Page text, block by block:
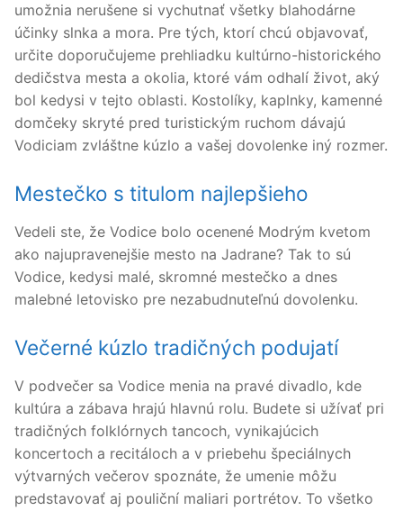
umožnia nerušene si vychutnať všetky blahodárne
účinky slnka a mora. Pre tých, ktorí chcú objavovať,
určite doporučujeme prehliadku kultúrno-historického
dedičstva mesta a okolia, ktoré vám odhalí život, aký
bol kedysi v tejto oblasti. Kostolíky, kaplnky, kamenné
domčeky skryté pred turistickým ruchom dávajú
Vodiciam zvláštne kúzlo a vašej dovolenke iný rozmer.
Mestečko s titulom najlepšieho
Vedeli ste, že Vodice bolo ocenené Modrým kvetom
ako najupravenejšie mesto na Jadrane? Tak to sú
Vodice, kedysi malé, skromné mestečko a dnes
malebné letovisko pre nezabudnuteľnú dovolenku.
Večerné kúzlo tradičných podujatí
V podvečer sa Vodice menia na pravé divadlo, kde
kultúra a zábava hrajú hlavnú rolu. Budete si užívať pri
tradičných folklórnych tancoch, vynikajúcich
koncertoch a recitáloch a v priebehu špeciálnych
výtvarných večerov spoznáte, že umenie môžu
predstavovať aj pouliční maliari portrétov. To všetko